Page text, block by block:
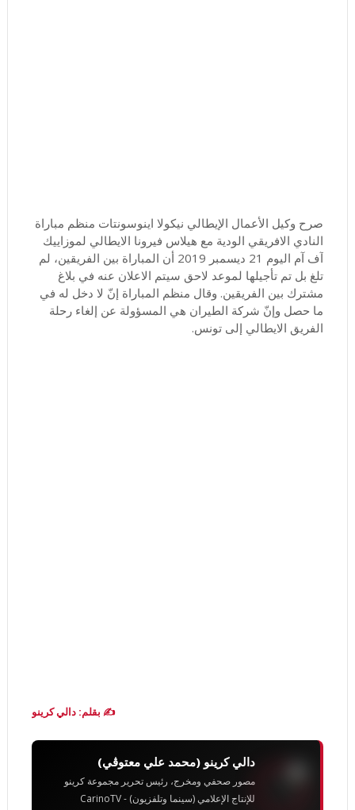
صرح وكيل الأعمال الإيطالي نيكولا اينوسونتات منظم مباراة
النادي الافريقي الودية مع هيلاس فيرونا الايطالي لموزاييك
آف آم اليوم 21 ديسمبر 2019 أن المباراة بين الفريقين، لم
تلغ بل تم تأجيلها لموعد لاحق سيتم الاعلان عنه في بلاغ
مشترك بين الفريقين. وقال منظم المباراة إنّ لا دخل له في
ما حصل وإنّ شركة الطيران هي المسؤولة عن إلغاء رحلة
الفريق الايطالي إلى تونس.
✍️ بقلم: دالي كرينو
دالي كرينو (محمد علي معتوڨي)
مصور صحفي ومخرج، رئيس تحرير مجموعة كرينو
للإنتاج الإعلامي (سينما وتلفزيون) - CarinoTV